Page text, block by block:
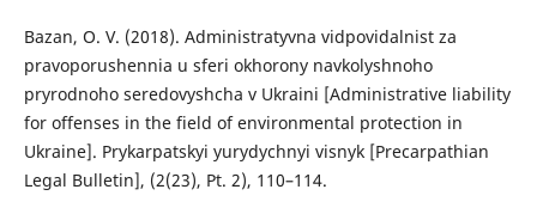
Bazan, O. V. (2018). Administratyvna vidpovidalnist za
pravoporushennia u sferi okhorony navkolyshnoho
pryrodnoho seredovyshcha v Ukraini [Administrative liability
for offenses in the field of environmental protection in
Ukraine]. Prykarpatskyi yurydychnyi visnyk [Precarpathian
Legal Bulletin], (2(23), Pt. 2), 110–114.